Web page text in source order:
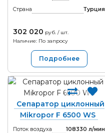
Страна
Турция
302 020 руб. / шт.
Наличие: По запросу
Подробнее
Сепаратор циклонный
Mikropor F 6500 WS
Поток воздуха
108330 л/мин